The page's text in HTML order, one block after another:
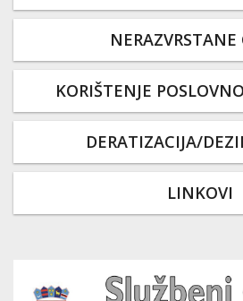
NERAZVRSTANE
KORIŠTENJE
DERATIZACIJA/
LINKOVI